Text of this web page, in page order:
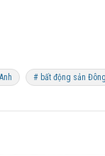
# bất động sản